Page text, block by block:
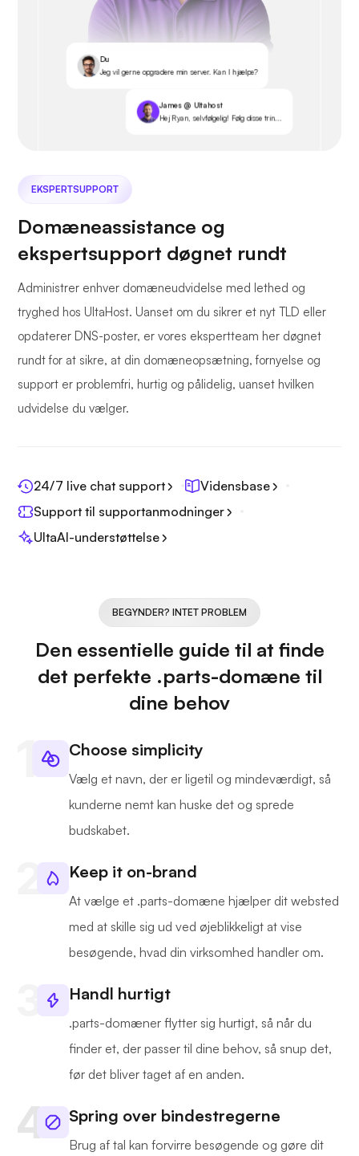
Du
Jeg vil gerne opgradere min server. Kan I hjælpe?
James @ Ultahost
Hej Ryan, selvfølgelig! Følg disse trin...
EKSPERTSUPPORT
Domæneassistance og
ekspertsupport døgnet rundt
Administrer enhver domæneudvidelse med lethed og
tryghed hos UltaHost. Uanset om du sikrer et nyt TLD eller
opdaterer DNS-poster, er vores ekspertteam her døgnet
rundt for at sikre, at din domæneopsætning, fornyelse og
support er problemfri, hurtig og pålidelig, uanset hvilken
udvidelse du vælger.
24/7 live chat support
Vidensbase
Support til supportanmodninger
UltaAI-understøttelse
BEGYNDER? INTET PROBLEM
Den essentielle guide til at finde
det perfekte .parts-domæne til
dine behov
Choose simplicity
Vælg et navn, der er ligetil og mindeværdigt, så
kunderne nemt kan huske det og sprede
budskabet.
Keep it on-brand
At vælge et .parts-domæne hjælper dit websted
med at skille sig ud ved øjeblikkeligt at vise
besøgende, hvad din virksomhed handler om.
Handl hurtigt
.parts-domæner flytter sig hurtigt, så når du
finder et, der passer til dine behov, så snup det,
før det bliver taget af en anden.
Spring over bindestregerne
Brug af tal kan forvirre besøgende og gøre dit